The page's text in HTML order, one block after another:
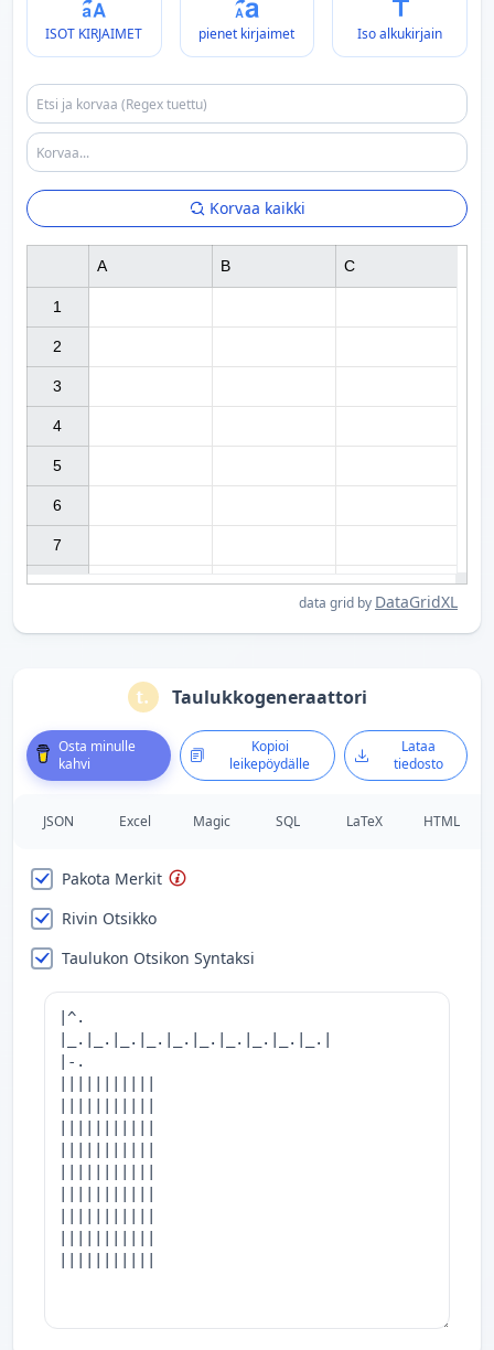
ISOT KIRJAIMET pienet kirjaimet Iso alkukirjain
Korvaa kaikki
data grid by DataGridXL
1
2
3
4
5
6
7
A B C
Taulukkogeneraattori
Osta minulle
kahvi
Kopioi
leikepöydälle
Lataa
tiedosto
JSON Excel Magic SQL LaTeX HTML
Pakota Merkit
Rivin Otsikko
Taulukon Otsikon Syntaksi